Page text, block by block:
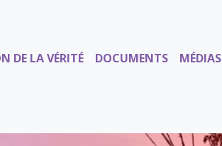
DE LA VÉRITÉ DOCUMENTS MÉDIAS